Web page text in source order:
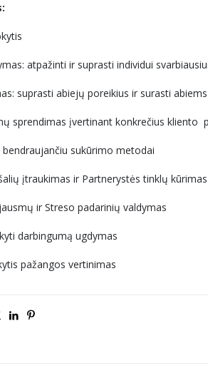
atpažinti ir suprasti individui
suprasti abiejų poreikius ir surasti
sprendimas įvertinant konkrečius kliento
sukūrimo metodai
įtraukimas ir Partnerystės tinklų kūrimas
ir Streso padarinių valdymas
darbingumą ugdymas
pažangos vertinimas